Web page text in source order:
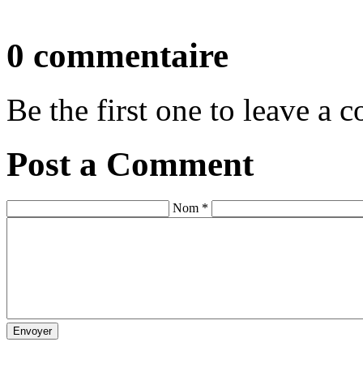
0 commentaire
Be the first one to leave a
Post a Comment
Nom *